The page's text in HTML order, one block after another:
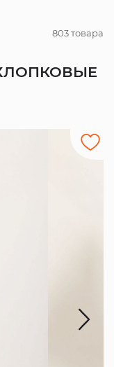
803 товара